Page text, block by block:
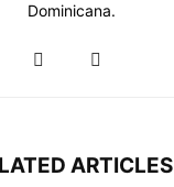
Dominicana.
ARTICLES